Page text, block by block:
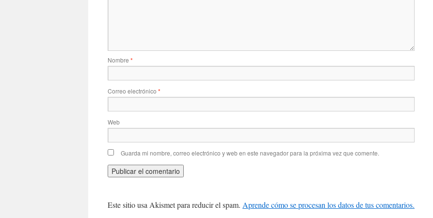
Nombre *
Correo electrónico *
Web
Guarda mi nombre, correo electrónico y web en este navegador para la próxima vez que comente.
Este sitio usa Akismet para reducir el spam. Aprende cómo se procesan los datos de tus comentarios.